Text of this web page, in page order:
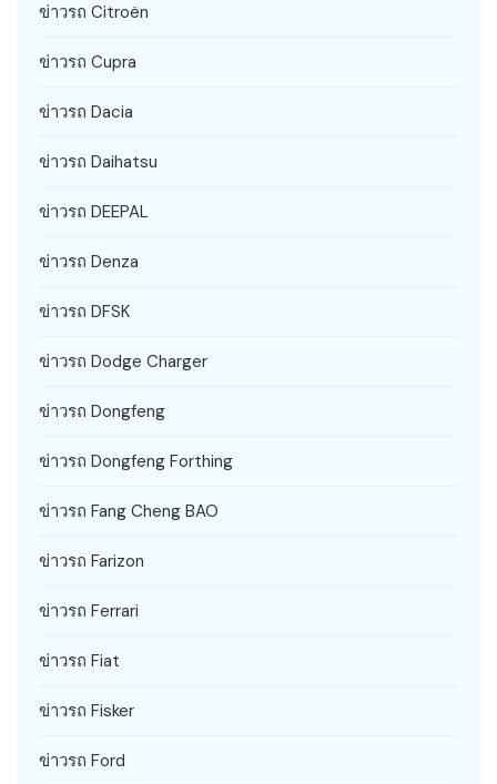
ข่าวรถ Citroën
ข่าวรถ Cupra
ข่าวรถ Dacia
ข่าวรถ Daihatsu
ข่าวรถ DEEPAL
ข่าวรถ Denza
ข่าวรถ DFSK
ข่าวรถ Dodge Charger
ข่าวรถ Dongfeng
ข่าวรถ Dongfeng Forthing
ข่าวรถ Fang Cheng BAO
ข่าวรถ Farizon
ข่าวรถ Ferrari
ข่าวรถ Fiat
ข่าวรถ Fisker
ข่าวรถ Ford